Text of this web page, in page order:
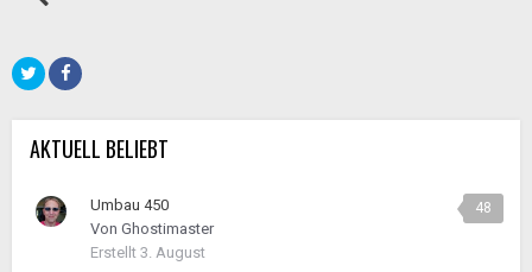
AKTUELL BELIEBT
48
Umbau 450
Von Ghostimaster
Erstellt 3. August